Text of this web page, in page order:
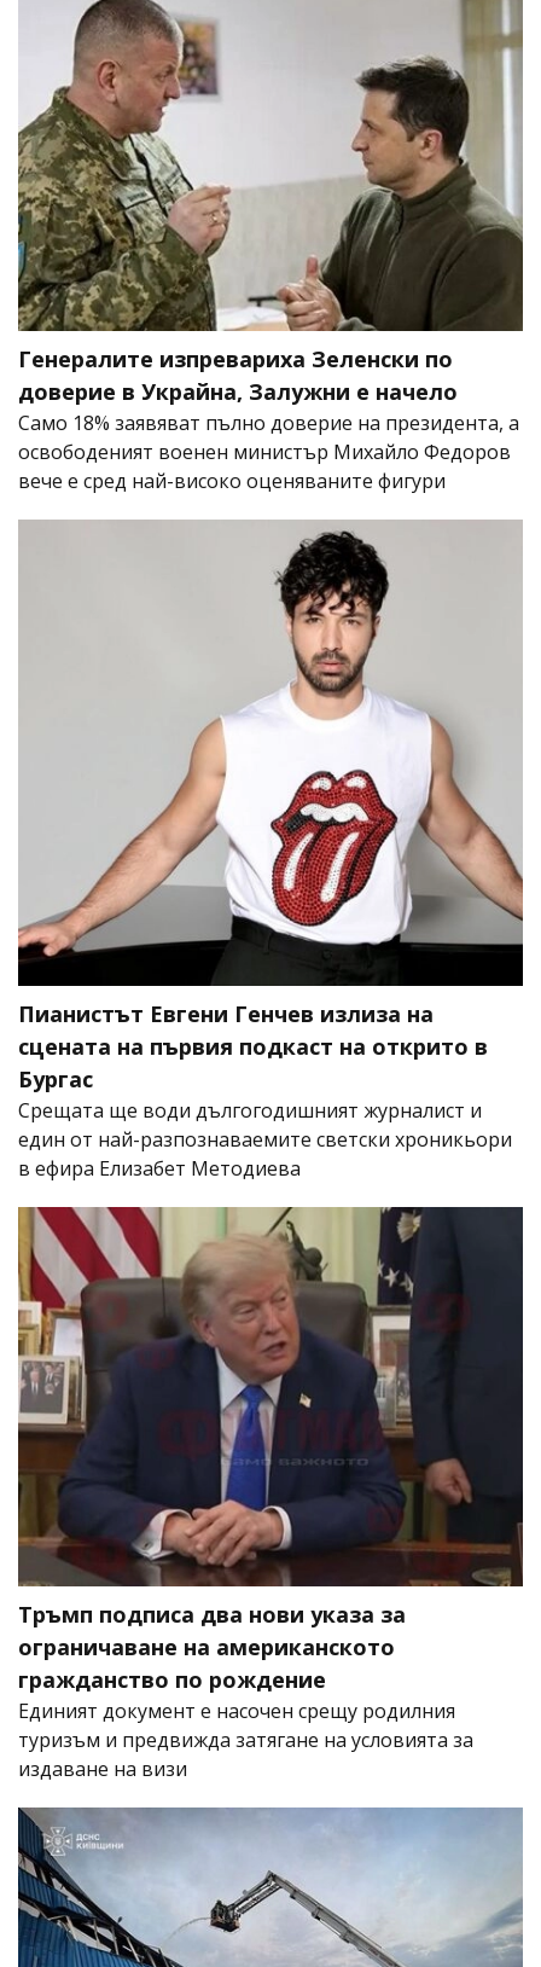
Генералите изпревариха Зеленски по
доверие в Украйна, Залужни е начело
Само 18% заявяват пълно доверие на президента, а
освободеният военен министър Михайло Федоров
вече е сред най-високо оценяваните фигури
Пианистът Евгени Генчев излиза на
сцената на първия подкаст на открито в
Бургас
Срещата ще води дългогодишният журналист и
един от най-разпознаваемите светски хроникьори
в ефира Елизабет Методиева
Тръмп подписа два нови указа за
ограничаване на американското
гражданство по рождение
Единият документ е насочен срещу родилния
туризъм и предвижда затягане на условията за
издаване на визи